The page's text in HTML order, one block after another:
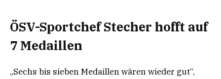
ÖSV-Sportchef Stecher hofft auf
7 Medaillen
„Sechs bis sieben Medaillen wären wieder gut“,